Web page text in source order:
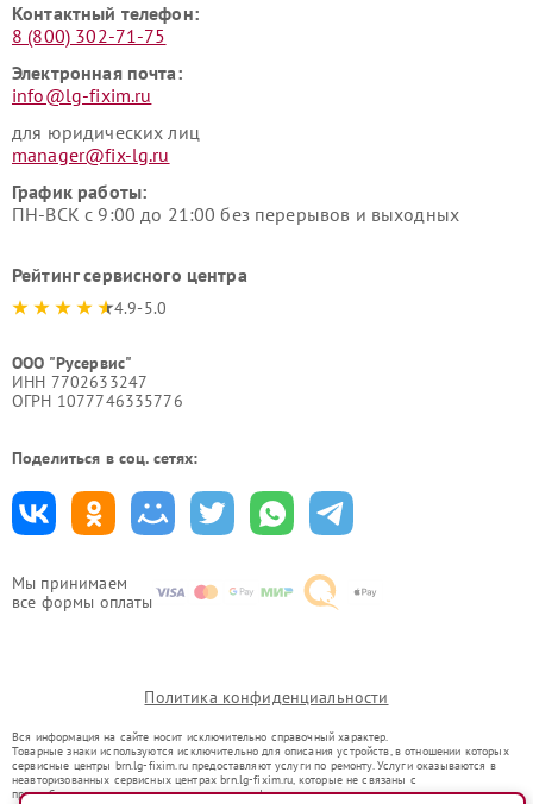
Мы принимаем
все формы оплаты
Контактный телефон:
8 (800) 302-71-75
Электронная почта:
info@lg-fixim.ru
для юридических лиц
manager@fix-lg.ru
График работы:
ПН-ВСК с 9:00 до 21:00 без перерывов и выходных
Рейтинг сервисного центра
4.9-5.0
ООО "Русервис"
ИНН 7702633247
ОГРН 1077746335776
Поделиться в соц. сетях:
Политика конфиденциальности
Вся информация на сайте носит исключительно справочный характер.
Товарные знаки используются исключительно для описания устройств, в отношении которых
сервисные центры brn.lg-fixim.ru предоставляют услуги по ремонту. Услуги оказываются в
неавторизованных сервисных центрах brn.lg-fixim.ru, которые не связаны с
правообладателями товарных знаков или их официальными представителями.